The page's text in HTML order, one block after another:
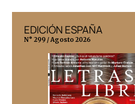
EDICIÓN ESPAÑA
N° 299 / Agosto 2026